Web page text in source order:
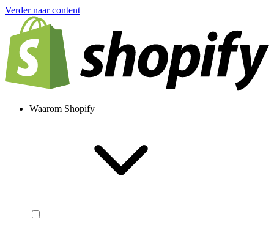
Verder naar content
Waarom Shopify